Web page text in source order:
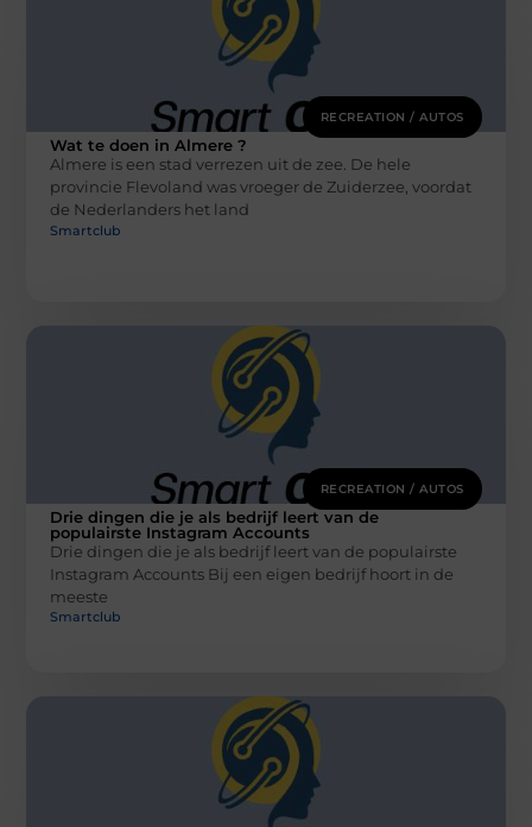
RECREATION / AUTOS
Wat te doen in Almere ?
Almere is een stad verrezen uit de zee. De hele
provincie Flevoland was vroeger de Zuiderzee, voordat
de Nederlanders het land
Smartclub
RECREATION / AUTOS
Drie dingen die je als bedrijf leert van de
populairste Instagram Accounts
Drie dingen die je als bedrijf leert van de populairste
Instagram Accounts Bij een eigen bedrijf hoort in de
meeste
Smartclub